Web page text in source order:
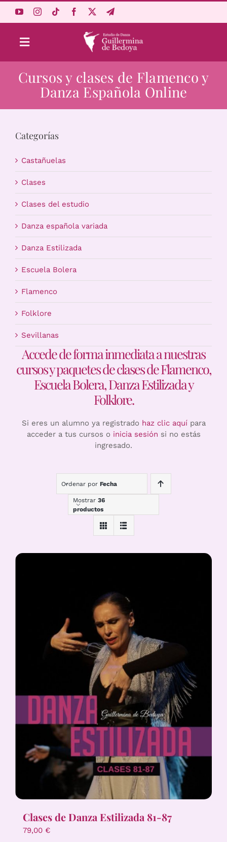
Toggle
Navigation
Aprende Online
Estudio
Carrito
Cursos y clases de Flamenco y
Danza Española Online
Categorías
Castañuelas
Clases
Clases del estudio
Danza española variada
Danza Estilizada
Escuela Bolera
Flamenco
Folklore
Sevillanas
Accede de forma inmediata a nuestras
cursos y paquetes de clases de Flamenco,
Escuela Bolera, Danza Estilizada y
Folklore.
Si eres un alumno ya registrado haz clic aquípara
acceder a tus cursos o inicia sesión si no estás
ingresado.
Ordenar por Fecha
Mostrar 36
productos
Clases de Danza Estilizada 81-87
79,00 €